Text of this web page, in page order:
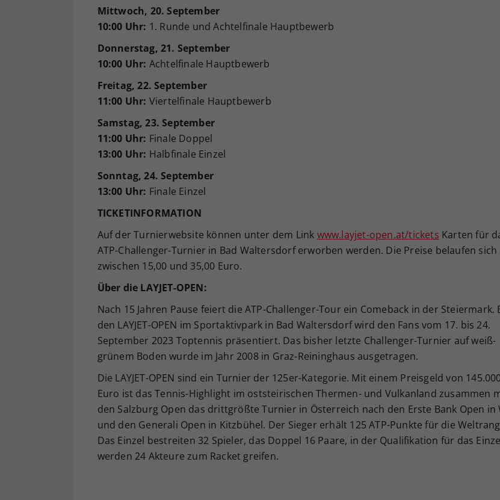
Mittwoch, 20. September
10:00 Uhr: 1. Runde und Achtelfinale Hauptbewerb
Donnerstag, 21. September
10:00 Uhr: Achtelfinale Hauptbewerb
Freitag, 22. September
11:00 Uhr: Viertelfinale Hauptbewerb
Samstag, 23. September
11:00 Uhr: Finale Doppel
13:00 Uhr: Halbfinale Einzel
Sonntag, 24. September
13:00 Uhr: Finale Einzel
TICKETINFORMATION
Auf der Turnierwebsite können unter dem Link www.layjet-open.at/tickets Karten für
ATP-Challenger-Turnier in Bad Waltersdorf erworben werden. Die Preise belaufen sich
zwischen 15,00 und 35,00 Euro.
Über die LAYJET-OPEN:
Nach 15 Jahren Pause feiert die ATP-Challenger-Tour ein Comeback in der Steiermark.
den LAYJET-OPEN im Sportaktivpark in Bad Waltersdorf wird den Fans vom 17. bis 24.
September 2023 Toptennis präsentiert. Das bisher letzte Challenger-Turnier auf weiß-
grünem Boden wurde im Jahr 2008 in Graz-Reininghaus ausgetragen.
Die LAYJET-OPEN sind ein Turnier der 125er-Kategorie. Mit einem Preisgeld von
Euro ist das Tennis-Highlight im oststeirischen Thermen- und Vulkanland zusammen
den Salzburg Open das drittgrößte Turnier in Österreich nach den Erste Bank Open in
und den Generali Open in Kitzbühel. Der Sieger erhält 125 ATP-Punkte für die
Das Einzel bestreiten 32 Spieler, das Doppel 16 Paare, in der Qualifikation für das
werden 24 Akteure zum Racket greifen.